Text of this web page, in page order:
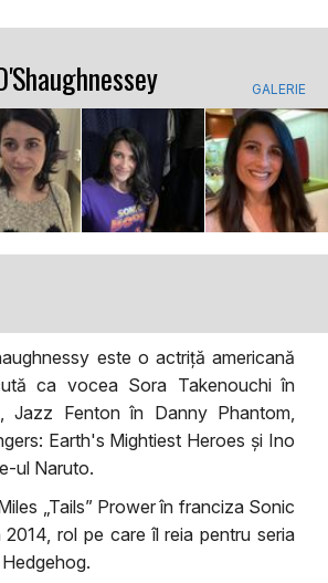
GALERIE
este o actriță americană
ca vocea Sora Takenouchi în
Jazz Fenton în Danny Phantom,
Earth's Mightiest Heroes și Ino
ul Naruto.
„Tails” Prower în franciza Sonic
rol pe care îl reia pentru seria